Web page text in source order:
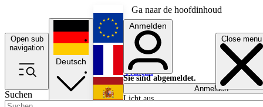
Ga naar de hoofdinhoud
Open sub
navigation
Close menu
Suchen
Deutsch
English
Français
Anmelden
Sie sind abgemeldet.
Anmelden
Licht aus